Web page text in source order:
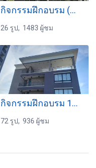
กิจกรรมฝึกอบรม (Online) 14-11-2563
26 รูป, 1483 ผู้ชม
กิจกรรมฝึกอบรม 16-8-2567
72 รูป, 936 ผู้ชม